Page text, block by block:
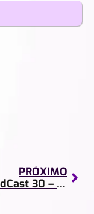
PRÓXIMO
CloudCast 30 – Com Viajar Barato